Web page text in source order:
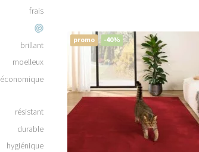
frais
brillant
moelleux
économique
résistant
durable
hygiénique
promo -40%